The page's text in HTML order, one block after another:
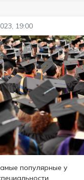
19:00
популярные у